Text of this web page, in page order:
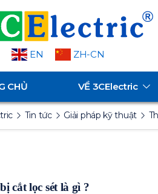
EN ZH-CN
CHỦ VỀ 3CElectric
Tin tức Giải pháp kỹ thuật
cắt lọc sét là gì ?